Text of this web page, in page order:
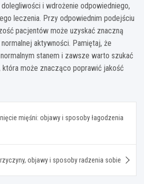
dolegliwości i wdrożenie odpowiedniego,
leczenia. Przy odpowiednim podejściu
pacjentów może uzyskać znaczną
aktywności. Pamiętaj, że
stanem i zawsze warto szukać
może znacząco poprawić jakość
mięśni: objawy i sposoby łagodzenia
objawy i sposoby radzenia sobie